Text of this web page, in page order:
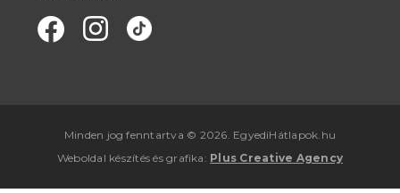
Minden jog fenntartva © 2026. EgyediHátlapok.hu
Weboldal készítés ésgrafika : Plus Creative Agency